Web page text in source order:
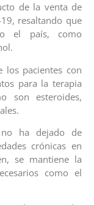
de la venta de
resaltando que
el país, como
los pacientes con
para la terapia
son esteroides,
ha dejado de
crónicas en
se mantiene la
como el